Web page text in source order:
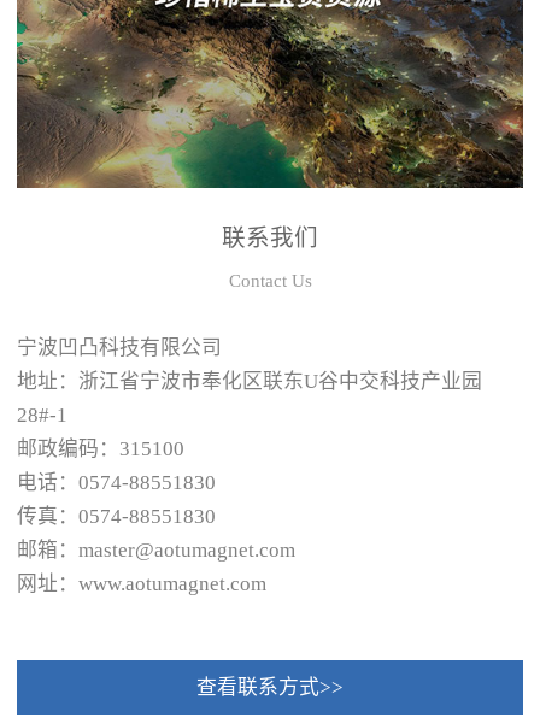
联系我们
Contact Us
宁波凹凸科技有限公司
地址：浙江省宁波市奉化区联东U谷中交科技产业园
28#-1
邮政编码：315100
电话：0574-88551830
传真：0574-88551830
邮箱：master@aotumagnet.com
网址：www.aotumagnet.com
查看联系方式>>